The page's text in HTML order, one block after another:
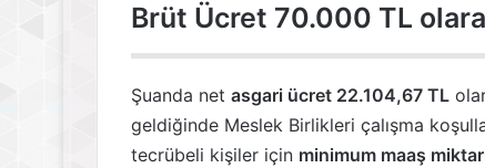
Brüt Ücret 70.000 TL
Şuanda net asgari ücret 22.104,67 TL
geldiğinde Meslek Birlikleri çalışma
tecrübeli kişiler için minimum maaş